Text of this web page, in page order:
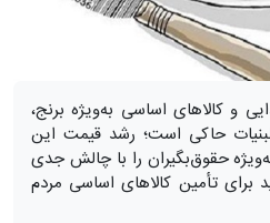
و کالاهای اساسی به‌ویژه برنج،
حاکی است؛ رشد قیمت این
حقوق‌بگیران را با چالش جدی
تأمین کالاهای اساسی مردم